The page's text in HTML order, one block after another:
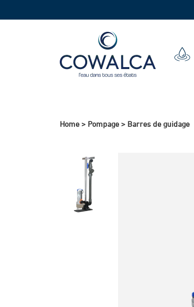
Home > Pompage > Barres de guidage